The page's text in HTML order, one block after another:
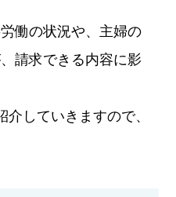
働の状況や、主婦の
請求できる内容に影
していきますので、